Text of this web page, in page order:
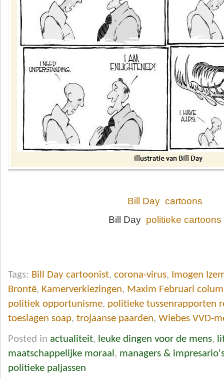
Bill Day cartoons
Bill Day politieke cartoons
Tags: Bill Day cartoonist, corona-virus, Imogen
Brontë, Kamerverkiezingen, Maxim Februari
politiek opportunisme, politieke tussenrapporten
toeslagen soap, trojaanse paarden, Wiebes VVD-
Posted in actualiteit, leuke dingen voor de mens,
maatschappelijke moraal , managers &
politieke paljassen